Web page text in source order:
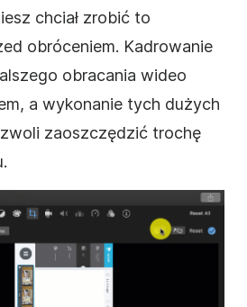
chciał zrobić to
obróceniem. Kadrowanie
obracania wideo
a wykonanie tych dużych
zaoszczędzić trochę